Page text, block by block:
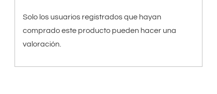
Solo los usuarios registrados que hayan
comprado este producto pueden hacer una
valoración.